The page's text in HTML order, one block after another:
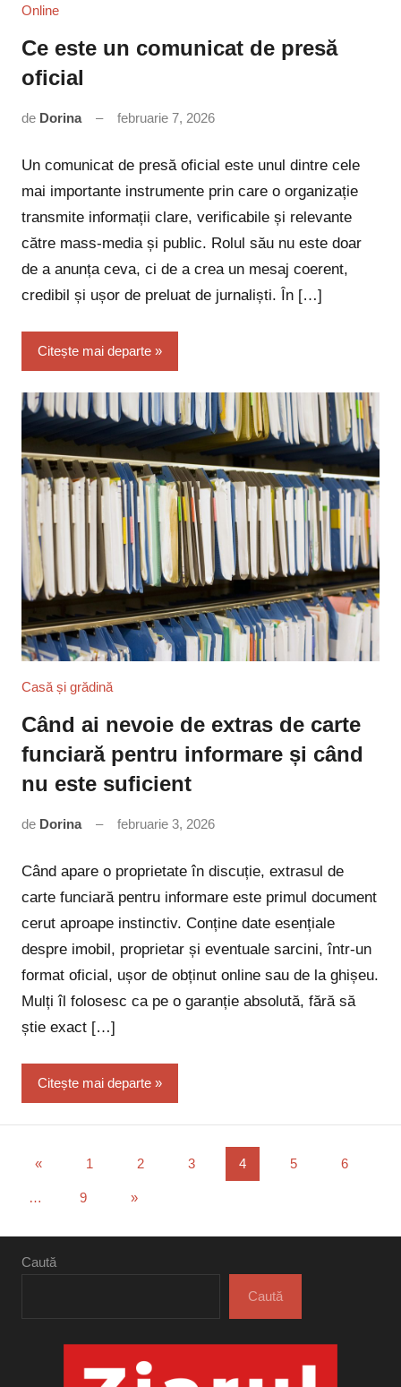
Online
Ce este un comunicat de presă
oficial
de Dorina februarie 7, 2026
Un comunicat de presă oficial este unul dintre cele
mai importante instrumente prin care o organizație
transmite informații clare, verificabile și relevante
către mass-media și public. Rolul său nu este doar
de a anunța ceva, ci de a crea un mesaj coerent,
credibil și ușor de preluat de jurnaliști. În […]
Citește mai departe
Casă și grădină
Când ai nevoie de extras de carte
funciară pentru informare și când
nu este suficient
de Dorina februarie 3, 2026
Când apare o proprietate în discuție, extrasul de
carte funciară pentru informare este primul document
cerut aproape instinctiv. Conține date esențiale
despre imobil, proprietar și eventuale sarcini, într-un
format oficial, ușor de obținut online sau de la ghișeu.
Mulți îl folosesc ca pe o garanție absolută, fără să
știe exact […]
Citește mai departe
Paginație
articole
«Articole
1 2 3 4 5 6
… 9
Articole
»
Caută
Caută